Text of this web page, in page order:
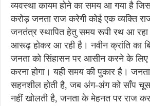
व्यवस्था कायम होने का समय आ गया है
करोड़ जनता राज करेगी कोई एक व्यक्ति
जनतंत्र स्थापित हेतु समय रूपी रथ आ
आरूढ़ होकर आ रही है। नवीन क्रांति का
जनता को सिंहासन पर आसीन करने के लिए
करना होगा। यही समय की पुकार है।
सहनशील होती है, जब अंग-अंग को साँप
नहीं खोलती है, जनता के मेहनत पर राज